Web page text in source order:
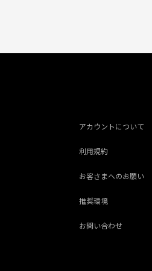
アカウントについて
利用規約
お客さまへのお願い
推奨環境
お問い合わせ